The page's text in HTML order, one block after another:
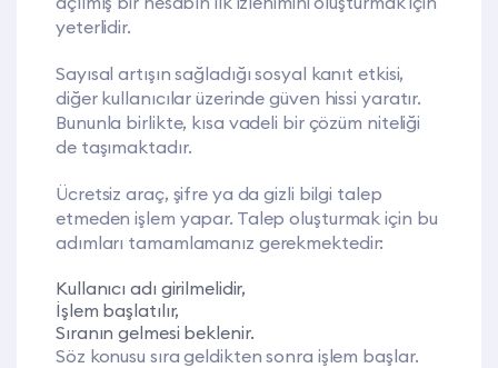
yeterlidir.
Sayısal artışın sağladığı sosyal kanıt etkisi,
diğer kullanıcılar üzerinde güven hissi yaratır.
Bununla birlikte, kısa vadeli bir çözüm niteliği
de taşımaktadır.
Ücretsiz araç, şifre ya da gizli bilgi talep
etmeden işlem yapar. Talep oluşturmak için bu
adımları tamamlamanız gerekmektedir:
Kullanıcı adı girilmelidir,
İşlem başlatılır,
Sıranın gelmesi beklenir.
Söz konusu sıra geldikten sonra işlem başlar.